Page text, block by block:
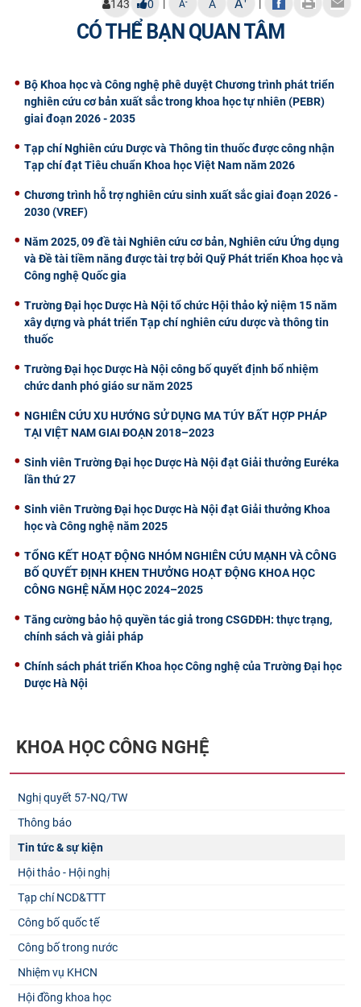
143 0 A A A
CÓ THỂ BẠN QUAN TÂM
Bộ Khoa học và Công nghệ phê duyệt Chương trình phát triển
nghiên cứu cơ bản xuất sắc trong khoa học tự nhiên (PEBR)
giai đoạn 2026 - 2035
Tạp chí Nghiên cứu Dược và Thông tin thuốc được công nhận
Tạp chí đạt Tiêu chuẩn Khoa học Việt Nam năm 2026
Chương trình hỗ trợ nghiên cứu sinh xuất sắc giai đoạn 2026 -
2030 (VREF)
Năm 2025, 09 đề tài Nghiên cứu cơ bản, Nghiên cứu Ứng dụng
và Đề tài tiềm năng được tài trợ bởi Quỹ Phát triển Khoa học và
Công nghệ Quốc gia
Trường Đại học Dược Hà Nội tổ chức Hội thảo kỷ niệm 15 năm
xây dựng và phát triển Tạp chí nghiên cứu dược và thông tin
thuốc
Trường Đại học Dược Hà Nội công bố quyết định bổ nhiệm
chức danh phó giáo sư năm 2025
NGHIÊN CỨU XU HƯỚNG SỬ DỤNG MA TÚY BẤT HỢP PHÁP
TẠI VIỆT NAM GIAI ĐOẠN 2018–2023
Sinh viên Trường Đại học Dược Hà Nội đạt Giải thưởng Euréka
lần thứ 27
Sinh viên Trường Đại học Dược Hà Nội đạt Giải thưởng Khoa
học và Công nghệ năm 2025
TỔNG KẾT HOẠT ĐỘNG NHÓM NGHIÊN CỨU MẠNH VÀ CÔNG
BỐ QUYẾT ĐỊNH KHEN THƯỞNG HOẠT ĐỘNG KHOA HỌC
CÔNG NGHỆ NĂM HỌC 2024–2025
Tăng cường bảo hộ quyền tác giả trong CSGDĐH: thực trạng,
chính sách và giải pháp
Chính sách phát triển Khoa học Công nghệ của Trường Đại học
Dược Hà Nội
KHOA HỌC CÔNG NGHỆ
Nghị quyết 57-NQ/TW
Thông báo
Tin tức & sự kiện
Hội thảo - Hội nghị
Tạp chí NCD&TTT
Công bố quốc tế
Công bố trong nước
Nhiệm vụ KHCN
Hội đồng khoa học